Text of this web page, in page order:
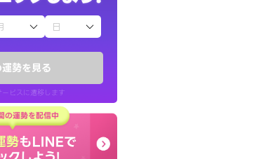
勢を見る
ビスに遷移します
12星座占い
て鑑定を
50代 女性